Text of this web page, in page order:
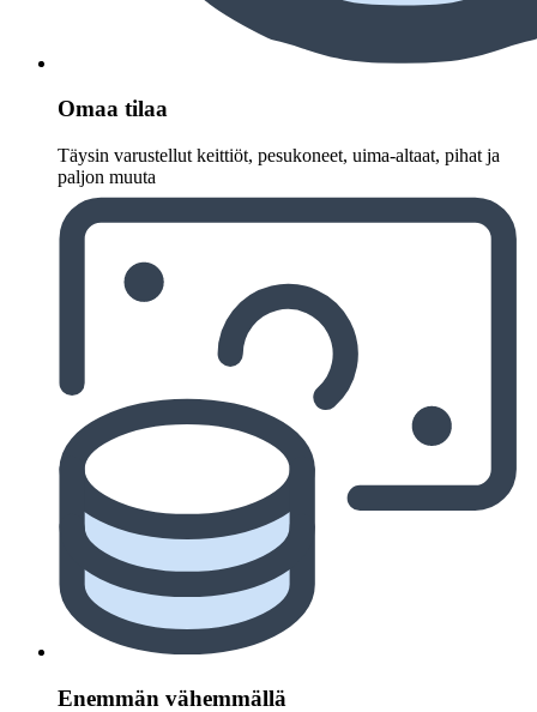
Omaa tilaa
Täysin varustellut keittiöt, pesukoneet, uima-altaat, pihat ja
paljon muuta
Enemmän vähemmällä